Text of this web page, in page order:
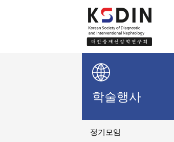
학술행사
정기모임